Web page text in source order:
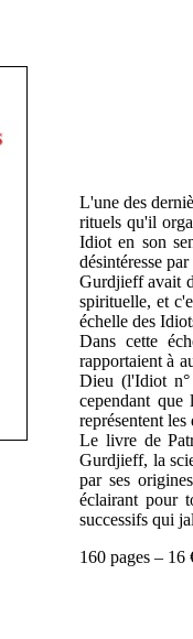
L'une des
rituels qu'il
Idiot en son
désintéresse
Gurdjieff avait
spirituelle, et
échelle des
Dans cette
rapportaient à
Dieu (l'Idiot n°
cependant que
représentent
Le livre de
Gurdjieff, la
par ses
éclairant pour
successifs qui
160 pages – 16